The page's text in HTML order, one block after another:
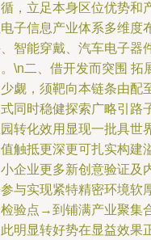
，立足本身区位优势和
子信息产业体系多维度
智能穿戴、汽车电子器
\n二、借开发而突围 拓
觑，须靶向本链条由配
同时稳健探索广略引
转化效用显现一批具世
触抵更深更可扎实构建
企业更多新创意验证及
与实现紧特精密环境软
验点→到铺满产业聚集
明显转好势在显益效果